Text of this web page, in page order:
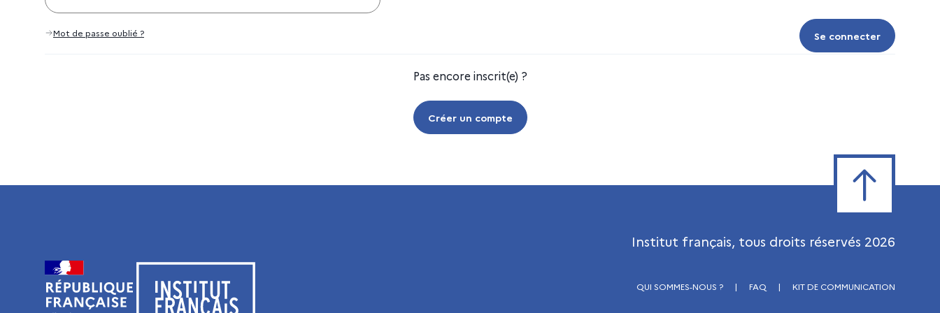
Se connecter
Se connecter
Mot de passe oublié ?
Pas encore inscrit(e) ?
Créer un compte
Visiter le site de l’Institut français
Institut français, tous droits réservés 2026
QUI SOMMES-NOUS ? | FAQ | KIT DE COMMUNICATION